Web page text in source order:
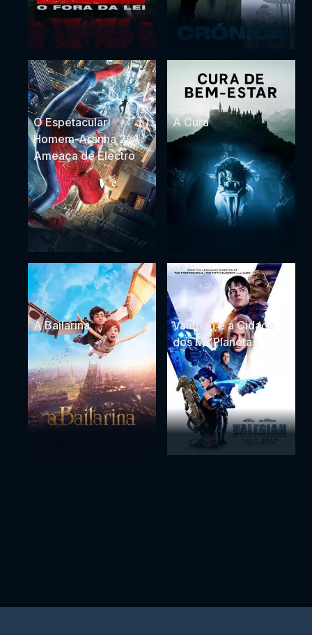
O Espetacular
Homem-Aranha 2: A
Ameaça de Electro
A Cura
A Bailarina
Valerian e a Cidade
dos Mil Planetas